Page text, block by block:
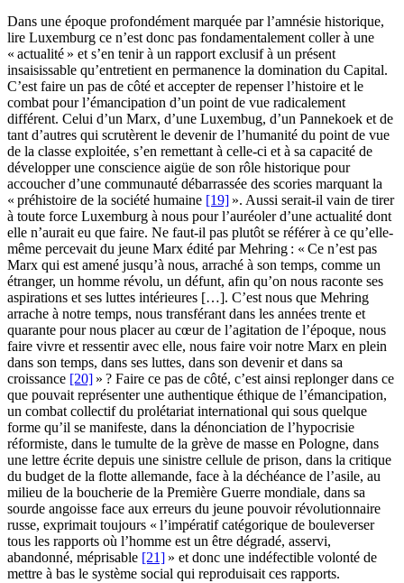
Dans une époque profondément marquée par l’amnésie historique,
lire Luxemburg ce n’est donc pas fondamentalement coller à une
« actualité » et s’en tenir à un rapport exclusif à un présent
insaisissable qu’entretient en permanence la domination du Capital.
C’est faire un pas de côté et accepter de repenser l’histoire et le
combat pour l’émancipation d’un point de vue radicalement
différent. Celui d’un Marx, d’une Luxembug, d’un Pannekoek et de
tant d’autres qui scrutèrent le devenir de l’humanité du point de vue
de la classe exploitée, s’en remettant à celle-ci et à sa capacité de
développer une conscience aigüe de son rôle historique pour
accoucher d’une communauté débarrassée des scories marquant la
« préhistoire de la société humaine [19] ». Aussi serait-il vain de tirer
à toute force Luxemburg à nous pour l’auréoler d’une actualité dont
elle n’aurait eu que faire. Ne faut-il pas plutôt se référer à ce qu’elle-
même percevait du jeune Marx édité par Mehring : « Ce n’est pas
Marx qui est amené jusqu’à nous, arraché à son temps, comme un
étranger, un homme révolu, un défunt, afin qu’on nous raconte ses
aspirations et ses luttes intérieures […]. C’est nous que Mehring
arrache à notre temps, nous transférant dans les années trente et
quarante pour nous placer au cœur de l’agitation de l’époque, nous
faire vivre et ressentir avec elle, nous faire voir notre Marx en plein
dans son temps, dans ses luttes, dans son devenir et dans sa
croissance [20] » ? Faire ce pas de côté, c’est ainsi replonger dans ce
que pouvait représenter une authentique éthique de l’émancipation,
un combat collectif du prolétariat international qui sous quelque
forme qu’il se manifeste, dans la dénonciation de l’hypocrisie
réformiste, dans le tumulte de la grève de masse en Pologne, dans
une lettre écrite depuis une sinistre cellule de prison, dans la critique
du budget de la flotte allemande, face à la déchéance de l’asile, au
milieu de la boucherie de la Première Guerre mondiale, dans sa
sourde angoisse face aux erreurs du jeune pouvoir révolutionnaire
russe, exprimait toujours « l’impératif catégorique de bouleverser
tous les rapports où l’homme est un être dégradé, asservi,
abandonné, méprisable [21] » et donc une indéfectible volonté de
mettre à bas le système social qui reproduisait ces rapports.